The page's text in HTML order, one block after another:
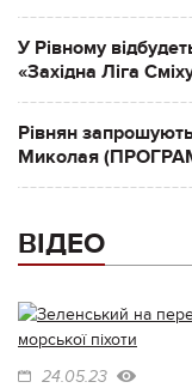
У Рівному
«Західна Ліга
Рівнян
Миколая
ВІДЕО
24.05.23